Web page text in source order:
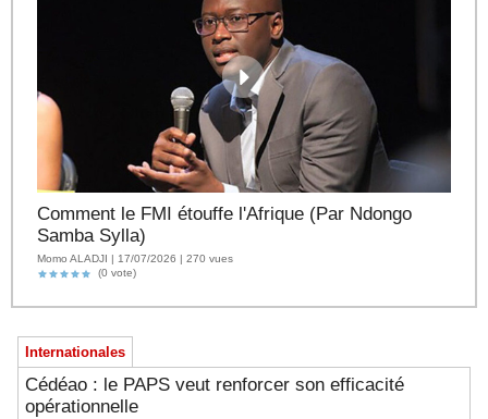
Comment le FMI étouffe l'Afrique (Par Ndongo
Samba Sylla)
Momo ALADJI | 17/07/2026 | 270 vues
(0 vote)
Internationales
Cédéao : le PAPS veut renforcer son efficacité
opérationnelle